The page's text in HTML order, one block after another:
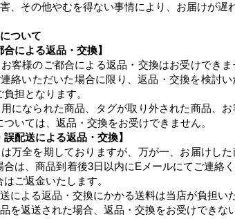
、その他やむを得ない事情により、お届けが遅
ついて
合による返品・交換】
客様のご都合による返品・交換はお受けでき
絡いただいた場合に限り、返品・交換を検討
担となります。
になられた商品、タグが取り外された商品、
ついては、返品・交換をお受けできません。​​
誤配送による返品・交換】
万全を期しておりますが、万が一、お届けし
合は、商品到着後3日以内にEメールにてご連絡
ご返金いたします。
による返品・交換にかかる送料は当店が負担い
を返送された場合、返品・交換をお受けできな